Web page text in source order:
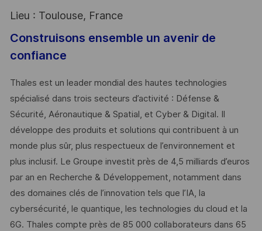
Lieu : Toulouse, France
Construisons ensemble un avenir de
confiance
Thales est un leader mondial des hautes technologies
spécialisé dans trois secteurs d’activité : Défense &
Sécurité, Aéronautique & Spatial, et Cyber & Digital. Il
développe des produits et solutions qui contribuent à un
monde plus sûr, plus respectueux de l’environnement et
plus inclusif. Le Groupe investit près de 4,5 milliards d’euros
par an en Recherche & Développement, notamment dans
des domaines clés de l’innovation tels que l’IA, la
cybersécurité, le quantique, les technologies du cloud et la
6G. Thales compte près de 85 000 collaborateurs dans 65